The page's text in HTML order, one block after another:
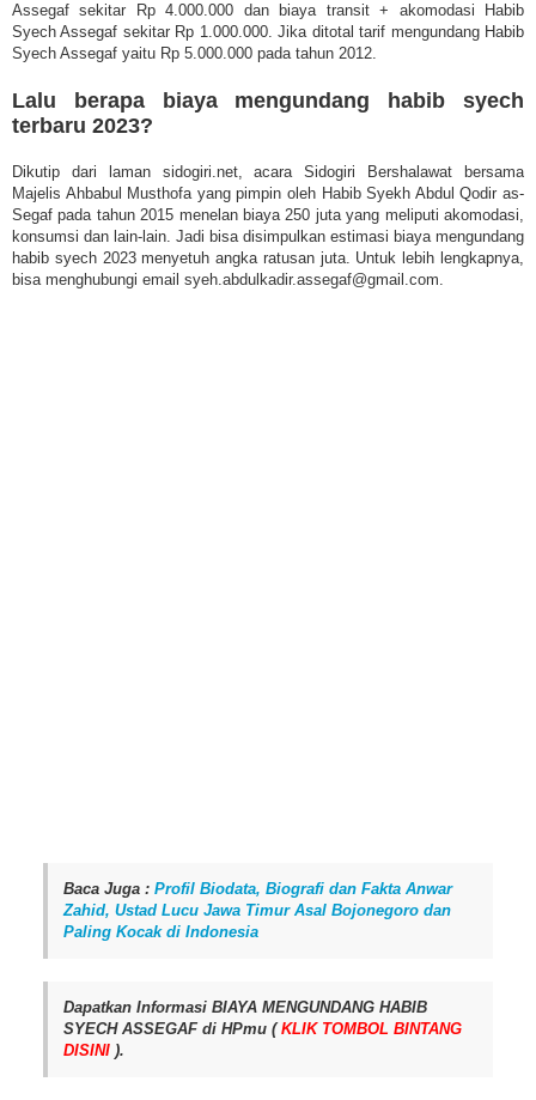
Assegaf sekitar Rp 4.000.000 dan biaya transit + akomodasi Habib
Syech Assegaf sekitar Rp 1.000.000. Jika ditotal tarif mengundang Habib
Syech Assegaf yaitu Rp 5.000.000 pada tahun 2012.
Lalu berapa biaya mengundang habib syech
terbaru 2023?
Dikutip dari laman sidogiri.net, acara Sidogiri Bershalawat bersama
Majelis Ahbabul Musthofa yang pimpin oleh Habib Syekh Abdul Qodir as-
Segaf pada tahun 2015 menelan biaya 250 juta yang meliputi akomodasi,
konsumsi dan lain-lain. Jadi bisa disimpulkan estimasi biaya mengundang
habib syech 2023 menyetuh angka ratusan juta. Untuk lebih lengkapnya,
bisa menghubungi email syeh.abdulkadir.assegaf@gmail.com.
Baca Juga : Profil Biodata, Biografi dan Fakta Anwar
Zahid, Ustad Lucu Jawa Timur Asal Bojonegoro dan
Paling Kocak di Indonesia
Dapatkan Informasi BIAYA MENGUNDANG HABIB
SYECH ASSEGAF di HPmu (KLIK TOMBOL BINTANG
DISINI ).